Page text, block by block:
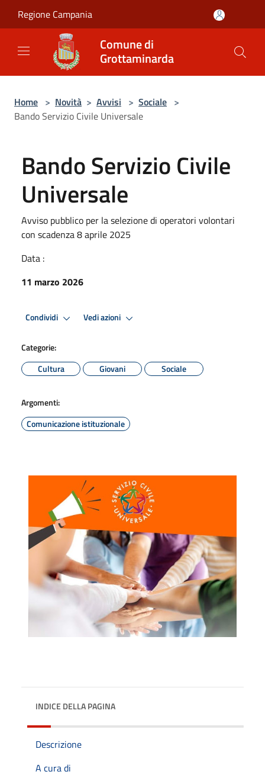
Regione Campania
Comune di
Grottaminarda
Home > Novità > Avvisi > Sociale >
Bando Servizio Civile Universale
Bando Servizio Civile
Universale
Avviso pubblico per la selezione di operatori volontari
con scadenza 8 aprile 2025
Data :
11 marzo 2026
Condividi Vedi azioni
Categorie:
Cultura
Giovani Sociale
Argomenti:
Comunicazione istituzionale
INDICE DELLA PAGINA
Descrizione
A cura di